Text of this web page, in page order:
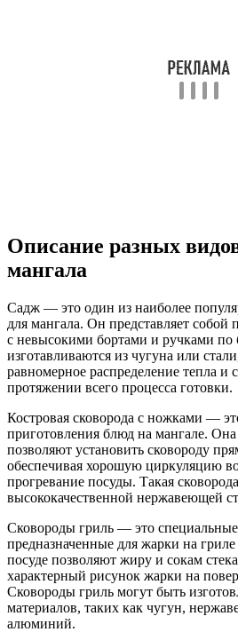
Описание разных
мангала
Садж — это один из наиболее
для мангала. Он представляет
с невысокими бортами и ручками
изготавливаются из чугуна или
равномерное распределение тепла и
протяжении всего процесса готовки.
Костровая сковорода с ножками —
приготовления блюд на мангале.
позволяют установить сковороду
обеспечивая хорошую циркуляцию
прогревание посуды. Такая
высококачественной нержавеющей
Сковороды гриль — это
предназначенные для жарки на
посуде позволяют жиру и сокам
характерный рисунок жарки на
Сковороды гриль могут быть
материалов, таких как чугун,
алюминий.